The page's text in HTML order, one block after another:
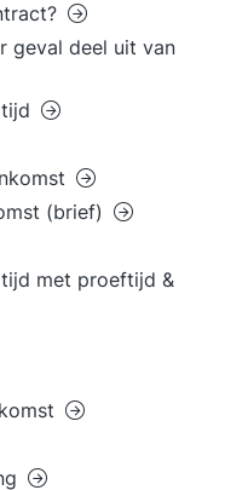
geval deel uit van
(brief)
met proeftijd &